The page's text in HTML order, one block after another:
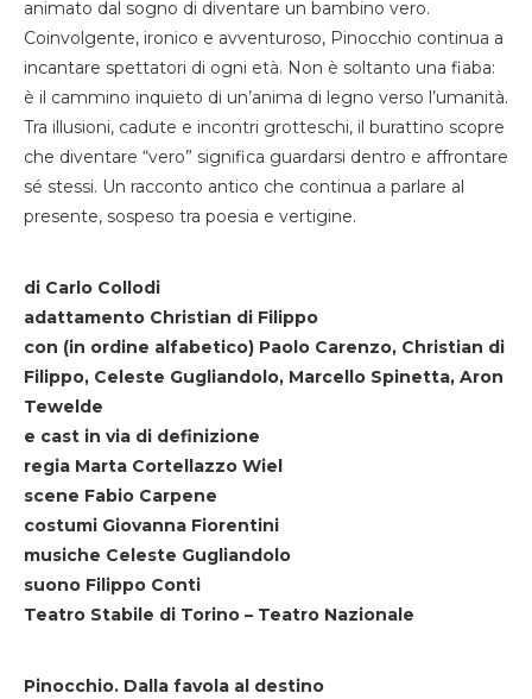
animato dal sogno di diventare un bambino vero.
Coinvolgente, ironico e avventuroso, Pinocchio continua a
incantare spettatori di ogni età. Non è soltanto una fiaba:
è il cammino inquieto di un’anima di legno verso l’umanità.
Tra illusioni, cadute e incontri grotteschi, il burattino scopre
che diventare “vero” significa guardarsi dentro e affrontare
sé stessi. Un racconto antico che continua a parlare al
presente, sospeso tra poesia e vertigine.
di Carlo Collodi
adattamento Christian di Filippo
con (in ordine alfabetico) Paolo Carenzo, Christian di
Filippo, Celeste Gugliandolo, Marcello Spinetta, Aron
Tewelde
e cast in via di definizione
regia Marta Cortellazzo Wiel
scene Fabio Carpene
costumi Giovanna Fiorentini
musiche Celeste Gugliandolo
suono Filippo Conti
Teatro Stabile di Torino – Teatro Nazionale
Pinocchio. Dalla favola al destino